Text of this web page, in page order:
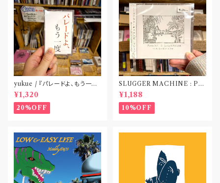
yukue / 『パレードよ、もう一度』
(TAPE)
¥1,320
20%OFF
SLUGGER MACHINE : PE
ACE OUT! / we die if we d
o not do “DIG”(SPLIT CD)
〝横浜&札幌〟
¥1,188
10%OFF